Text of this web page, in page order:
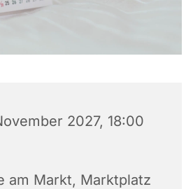
2027, 18:00
am Markt, Marktplatz